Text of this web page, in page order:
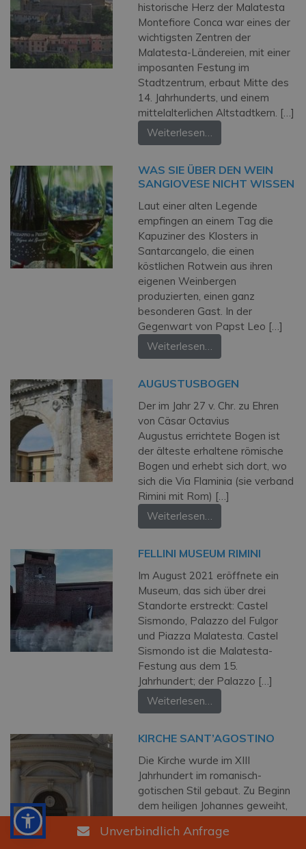
Unverbindlich Anfrage
historische Herz der Malatesta
Montefiore Conca war eines der
wichtigsten Zentren der
Malatesta-Ländereien, mit einer
imposanten Festung im
Stadtzentrum, erbaut Mitte des
14. Jahrhunderts, und einem
mittelalterlichen Altstadtkern. […]
Weiterlesen…
WAS SIE ÜBER DEN WEIN
SANGIOVESE NICHT WISSEN
Laut einer alten Legende
empfingen an einem Tag die
Kapuziner des Klosters in
Santarcangelo, die einen
köstlichen Rotwein aus ihren
eigenen Weinbergen
produzierten, einen ganz
besonderen Gast. In der
Gegenwart von Papst Leo […]
Weiterlesen…
AUGUSTUSBOGEN
Der im Jahr 27 v. Chr. zu Ehren
von Cäsar Octavius
Augustus errichtete Bogen ist
der älteste erhaltene römische
Bogen und erhebt sich dort, wo
sich die Via Flaminia (sie verband
Rimini mit Rom) […]
Weiterlesen…
FELLINI MUSEUM RIMINI
Im August 2021 eröffnete ein
Museum, das sich über drei
Standorte erstreckt: Castel
Sismondo, Palazzo del Fulgor
und Piazza Malatesta. Castel
Sismondo ist die Malatesta-
Festung aus dem 15.
Jahrhundert; der Palazzo […]
Weiterlesen…
KIRCHE SANT’AGOSTINO
Die Kirche wurde im XIII
Jahrhundert im romanisch-
gotischen Stil gebaut. Zu Beginn
dem heiligen Johannes geweiht,
wurde sie aber seit dem
Mittelalter von der Bevölkerung